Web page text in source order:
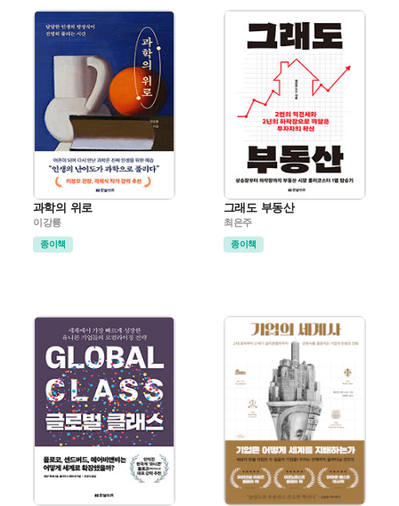
과학의 위로
이강룡
종이책
그래도 부동산
최은주
종이책